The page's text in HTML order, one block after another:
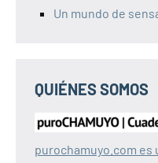
Un mundo de
QUIÉNES SOMOS
purochamuyo.com es